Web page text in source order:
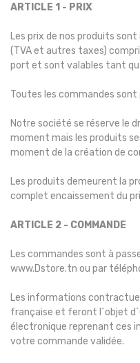
ARTICLE 1 - PRIX
Les prix de nos produits
(TVA et autres taxes)
port et sont valables tant
Toutes les commandes sont
Notre société se réserve le
moment mais les produits
moment de la création de
Les produits demeurent la
complet encaissement du
ARTICLE 2 - COMMANDE
Les commandes sont à
www.Dstore.tn ou par
Les informations
française et feront l´objet
électronique reprenant ces
votre commande validée.